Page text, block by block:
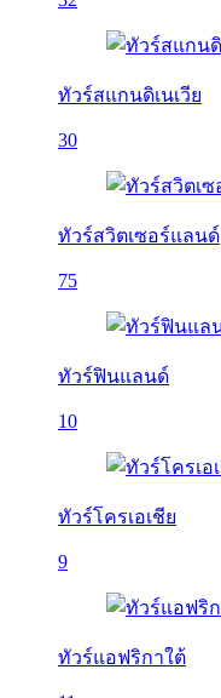
ทัวร์สแกนดิเนเวีย
30
ทัวร์สวิตเซอร์แลนด์
75
ทัวร์ฟินแลนด์
10
ทัวร์โครเอเชีย
9
ทัวร์แอฟริกาใต้